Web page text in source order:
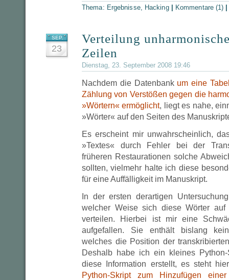
Thema: Ergebnisse, Hacking Kommentare (1)
SEP.
23
Verteilung
Zeilen
Dienstag, 23. September 2008 19:46
Nachdem die Datenbank um eine
Zählung von Verstößen gegen die
»Wörtern« ermöglicht, liegt es nahe,
»Wörter« auf den Seiten des
Es erscheint mir unwahrscheinlich,
»Textes« durch Fehler bei der
früheren Restaurationen solche
sollten, vielmehr halte ich diese
für eine Auffälligkeit im Manuskript.
In der ersten derartigen
welcher Weise sich diese Wörter
verteilen. Hierbei ist mir eine
aufgefallen. Sie enthält bislang
welches die Position der
Deshalb habe ich ein kleines
diese Information erstellt, es steht
Python-Skript zum Hinzufügen